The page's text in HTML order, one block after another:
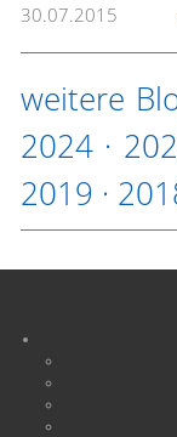
30.07.2015
weitere
2024 ·
2019 ·